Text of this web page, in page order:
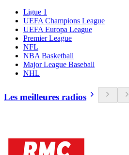
Ligue 1
UEFA Champions League
UEFA Europa League
Premier League
NFL
NBA Basketball
Major League Baseball
NHL
Les meilleures radios